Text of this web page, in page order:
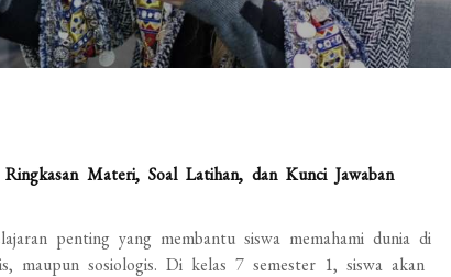
Materi, Soal Latihan, dan Kunci Jawaban
penting yang membantu siswa memahami dunia di
maupun sosiologis. Di kelas 7 semester 1, siswa akan